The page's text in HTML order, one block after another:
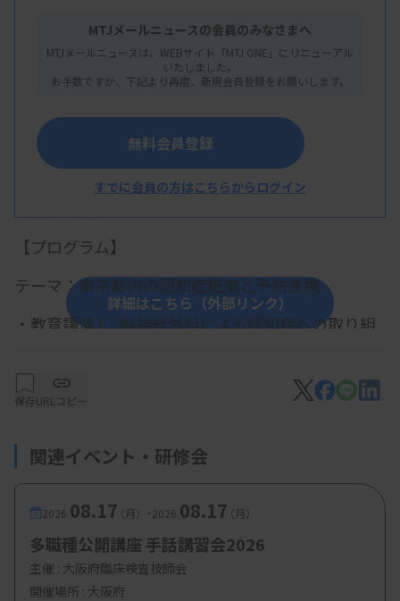
東京都港区西新橋3-25-8
日本認知症予防学会東京都支部
概 要
【プログラム】
テーマ：東京都内の認知症施策と予防連携
・教育講演1：脳神経外科による認知症への取り組
～treatable dementiaの再考～
センター）
・教育講演2：認知症基本法成立後の日本の認知症
政策と脳の健康への視座
森口奈菜氏（日本医療政策機構）
・一般演題 3演題
詳細はこちら（外部リンク）
MTJメールニュースの会員のみなさまへ
MTJメールニュースは、WEBサイト「MTJ ONE」にリニューアル
いたしました。
お手数ですが、下記より再度、新規会員登録をお願いします。
無料会員登録
すでに会員の方はこちらからログイン
保存URLコピー
関連イベント・研修会
2026. 08.17（月） -2026. 08.17（月）
多職種公開講座 手話講習会2026
主催 : 大阪府臨床検査技師会
開催場所 : 大阪府